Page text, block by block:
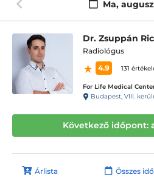
Ma,
Dr. Zsuppán
Radiológus
4.9
131
For Life Medical
Budapest, VIII. kerület, Bródy
Következő időpont:
Árlista Összes